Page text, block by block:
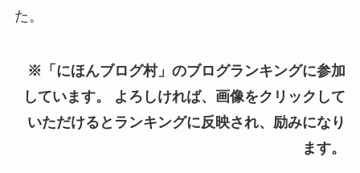
た。
※「にほんブログ村」のブログランキングに参加
しています。 よろしければ、画像をクリックして
いただけるとランキングに反映され、励みになり
ます。